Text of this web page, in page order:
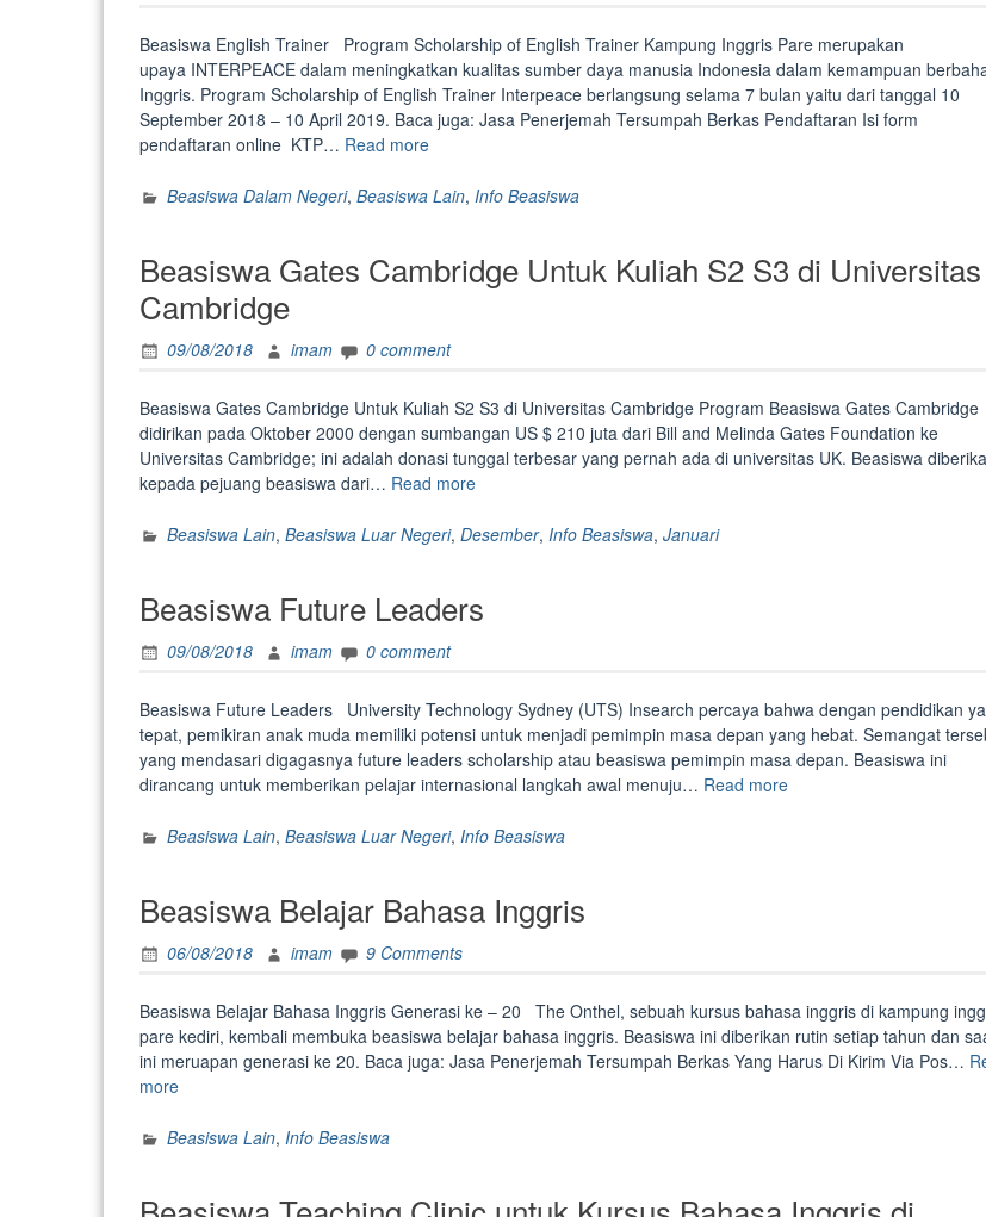
Beasiswa English Trainer Program Scholarship of English Trainer Kampung Inggris Pare merupakan
upaya INTERPEACE dalam meningkatkan kualitas sumber daya manusia Indonesia dalam kemampuan
Inggris. Program Scholarship of English Trainer Interpeace berlangsung selama 7 bulan yaitu dari tanggal 10
September 2018 – 10 April 2019. Baca juga: Jasa Penerjemah Tersumpah Berkas Pendaftaran Isi form
pendaftaran online KTP… Read more“Beasiswa
Trainer”
Beasiswa Dalam Negeri, Beasiswa Lain, Info Beasiswa
Beasiswa Gates Cambridge Untuk Kuliah S2 S3 di Universitas
Cambridge
09/08/2018 imam 0 comment
Beasiswa Gates Cambridge Untuk Kuliah S2 S3 di Universitas Cambridge Program Beasiswa Gates Cambridge
didirikan pada Oktober 2000 dengan sumbangan US $ 210 juta dari Bill and Melinda Gates Foundation ke
Universitas Cambridge; ini adalah donasi tunggal terbesar yang pernah ada di universitas UK. Beasiswa
kepada pejuang beasiswa dari… Read more“Beasiswa
Cambridge
S2
Cambridge”
Beasiswa Lain, Beasiswa Luar Negeri, Desember, Info Beasiswa, Januari
Beasiswa Future Leaders
09/08/2018 imam 0 comment
Beasiswa Future Leaders University Technology Sydney (UTS) Insearch percaya bahwa dengan pendidikan
tepat, pemikiran anak muda memiliki potensi untuk menjadi pemimpin masa depan yang hebat. Semangat
yang mendasari digagasnya future leaders scholarship atau beasiswa pemimpin masa depan. Beasiswa ini
dirancang untuk memberikan pelajar internasional langkah awal menuju… Read more“Beasiswa
Beasiswa Lain, Beasiswa Luar Negeri, Info Beasiswa
Beasiswa Belajar Bahasa Inggris
06/08/2018 imam 9 Comments
Beasiswa Belajar Bahasa Inggris Generasi ke – 20 The Onthel, sebuah kursus bahasa inggris di kampung
pare kediri, kembali membuka beasiswa belajar bahasa inggris. Beasiswa ini diberikan rutin setiap tahun dan
ini meruapan generasi ke 20. Baca juga: Jasa Penerjemah Tersumpah Berkas Yang Harus Di Kirim Via Pos…
more“Beasiswa
Bahasa
Beasiswa Lain, Info Beasiswa